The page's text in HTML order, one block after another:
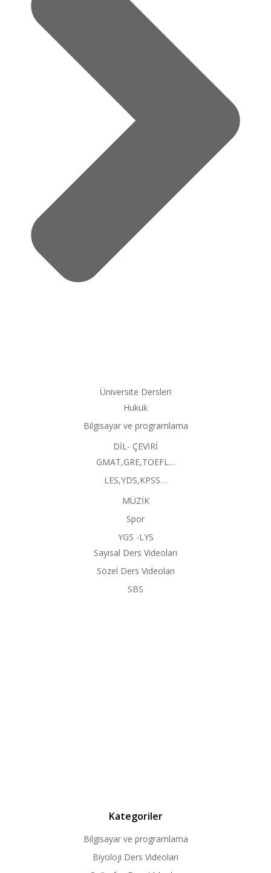
Üniversite Dersleri
Hukuk
Bilgisayar ve programlama
DİL- ÇEVİRİ
GMAT,GRE,TOEFL…
LES,YDS,KPSS…
MÜZİK
Spor
YGS -LYS
Sayısal Ders Videoları
Sözel Ders Videoları
SBS
Kategoriler
Bilgisayar ve programlama
Biyoloji Ders Videoları